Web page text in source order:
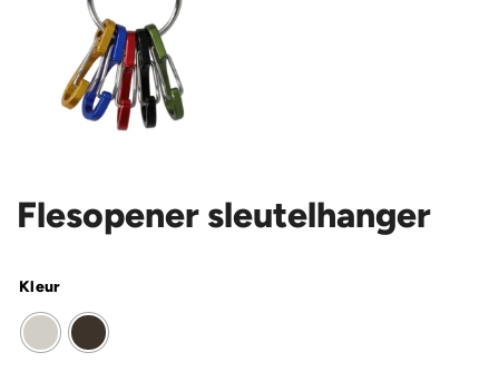
Flesopener sleutelhanger
Kleur